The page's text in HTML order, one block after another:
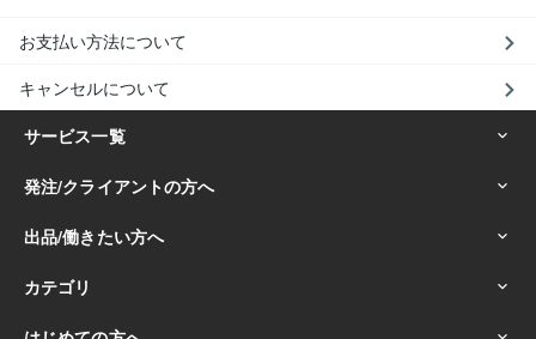
お支払い方法について
キャンセルについて